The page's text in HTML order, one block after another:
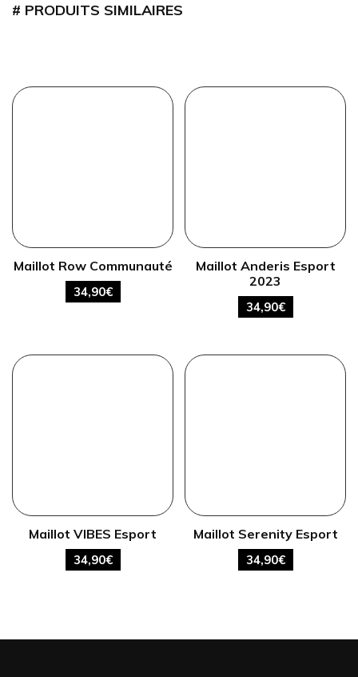
PRODUITS SIMILAIRES
Maillot Row Communauté
34,90€
Maillot Anderis Esport
2023
34,90€
Maillot VIBES Esport
34,90€
Maillot Serenity Esport
34,90€